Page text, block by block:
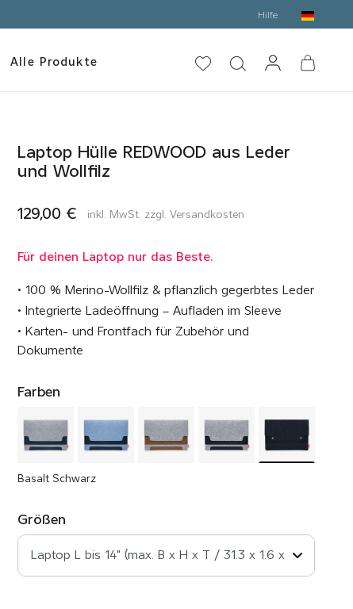
Hilfe
Alle Produkte
Laptop Hülle REDWOOD aus Leder
und Wollfilz
129,00 € inkl. MwSt. zzgl. Versandkosten
Für deinen Laptop nur das Beste.
• 100 % Merino-Wollfilz & pflanzlich gegerbtes Leder
• Integrierte Ladeöffnung – Aufladen im Sleeve
• Karten- und Frontfach für Zubehör und
Dokumente
Farben
Basalt Schwarz
Größen